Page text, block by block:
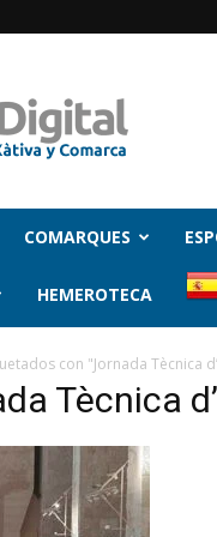
COMARQUES
HEMEROTECA
con "Jornada Tècnica
Tècnica